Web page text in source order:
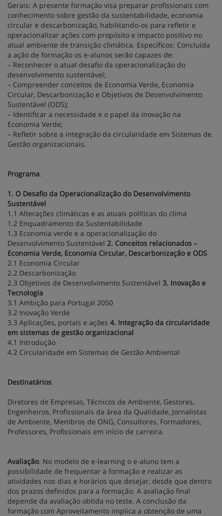
Gerais: A presente formação visa preparar profissionais com
conhecimento sobre gestão da sustentabilidade, economia
circular e descarbonização, habilitando-os para refletir e
operacionalizar ações com propósito e impacto positivo no
atual ambiente de transição climática. Específicos: Concluída
a ação de formação os e-alunos serão capazes de:
– Reconhecer o atual desafio da operacionalização do
desenvolvimento sustentável;
– Compreender conceitos de Economia Verde, Economia
Circular, Descarbonização e Objetivos de Desenvolvimento
Sustentável (ODS);
– Identificar a necessidade e o papel da inovação na
Economia Verde;
– Refletir sobre a integração da circularidade em Sistemas de
Gestão organizacionais.
Programa.
1. O Desafio da Operacionalização do Desenvolvimento
Sustentável
1.1 Alterações climáticas e as atuais políticas do clima
1.2 Enquadramento da Sustentabilidade
1.3 Economia verde e a operacionalização do
Desenvolvimento Sustentável 2. Conceitos relacionados –
Economia Verde, Economia Circular, Descarbonização e ODS
2.1 Economia Circular
2.2 Descarbonização
2.3 Objetivos de Desenvolvimento Sustentável 3. Inovação e
Tecnologia
3.1 Ambição para Portugal 2050
3.2 Inovação Verde
3.3 Aplicações, portais e ações 4. Integração da circularidade
em sistemas de gestão organizacional
4.1 Introdução
4.2 Circularidade em Sistemas de Gestão Ambiental
Destinatários.
Diretores de Empresas, Técnicos de Ambiente, Gestores,
Engenheiros, Profissionais da área da Qualidade, Jornalistas
de Ambiente, Membros de ONG, Consultores, Formadores,
Professores, Profissionais em início de carreira.
Avaliação. No modelo de e-learning o e-aluno tem a
possibilidade de frequentar a formação e realizar as
atividades nos dias e horários que desejar, desde que dentro
dos prazos definidos para a formação. A avaliação final
depende da avaliação obtida no teste. A conclusão da
formação com Aproveitamento implica a obtenção de uma